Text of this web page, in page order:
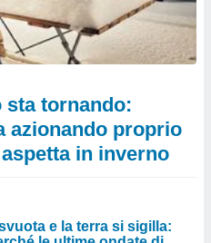
sta tornando:
azionando proprio
in inverno
svuota e la terra si sigilla: